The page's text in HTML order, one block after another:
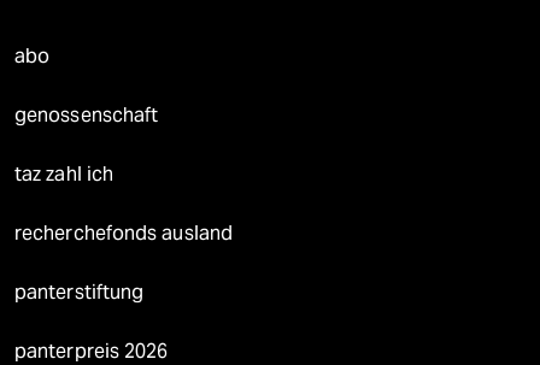
abo
genossenschaft
taz zahl ich
recherchefonds ausland
panterstiftung
panterpreis 2026